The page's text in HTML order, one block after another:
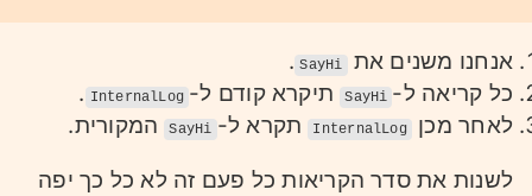
אנחנו משנים את SayHi
.
כל קריאה ל- SayHi תיקרא קודם ל- InternalLog
.
לאחר מכן InternalLog תקרא ל- SayHi המקורית.
לשנות את סדר הקריאות כל פעם זה לא כל כך יפה